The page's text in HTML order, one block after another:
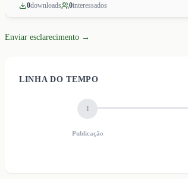
0downloads 0interessados
Enviar esclarecimento →
LINHA DO TEMPO
1
Publicação